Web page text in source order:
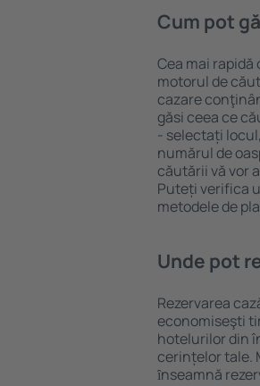
Cum pot
Cea mai rapidă
motorul de
cazare
găsi ceea ce
- selectați
numărul de
căutării vă vor
Puteți verifica
metodele de
Unde pot
Rezervarea
economiseşti
hotelurilor din
cerințelor tale.
ȋnseamnă